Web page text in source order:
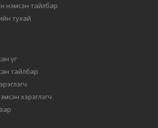
нэмсэн тайлбар
тухай
үг
тайлбар
хэрэглэгч